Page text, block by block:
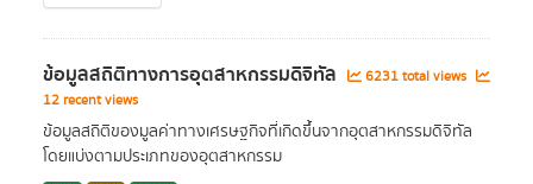
ข้อมูลสถิติทางการอุตสาหกรรมดิจิทัล
6231 total views
12 recent views
ข้อมูลสถิติของมูลค่าทางเศรษฐกิจที่เกิดขึ้นจากอุตสาหกรรมดิจิทัล
โดยแบ่งตามประเภทของอุตสาหกรรม